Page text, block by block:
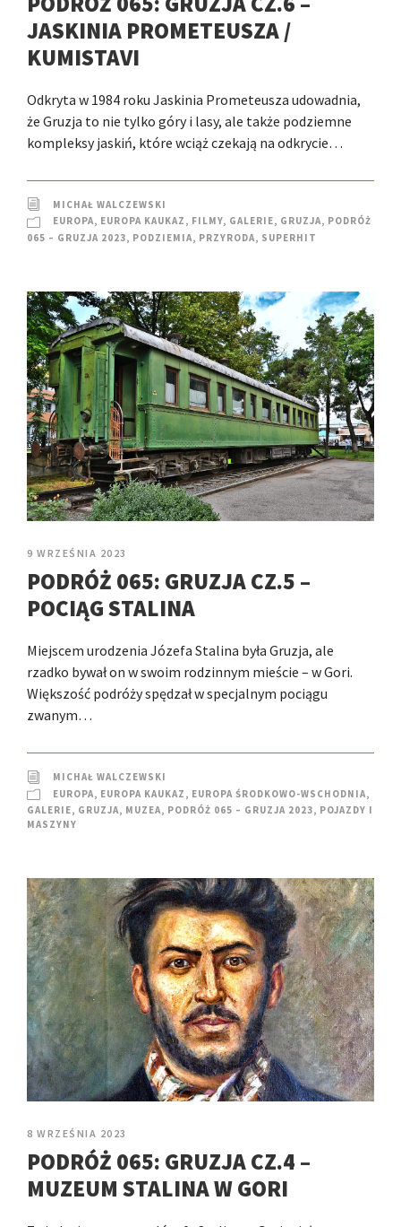
JASKINIA PROMETEUSZA /
KUMISTAVI
Odkryta w 1984 roku Jaskinia Prometeusza udowadnia,
że Gruzja to nie tylko góry i lasy, ale także podziemne
kompleksy jaskiń, które wciąż czekają na odkrycie…
MICHAŁ WALCZEWSKI
EUROPA, EUROPA KAUKAZ , FILMY, GALERIE, GRUZJA, PODRÓŻ
065 – GRUZJA 2023, PODZIEMIA, PRZYRODA, SUPERHIT
9 WRZEŚNIA 2023
PODRÓŻ 065: GRUZJA CZ.5 –
POCIĄG STALINA
Miejscem urodzenia Józefa Stalina była Gruzja, ale
rzadko bywał on w swoim rodzinnym mieście – w Gori.
Większość podróży spędzał w specjalnym pociągu
zwanym…
MICHAŁ WALCZEWSKI
EUROPA, EUROPA KAUKAZ , EUROPA ŚRODKOWO-WSCHODNIA,
GALERIE, GRUZJA, MUZEA, PODRÓŻ 065 – GRUZJA 2023, POJAZDY I
MASZYNY
8 WRZEŚNIA 2023
PODRÓŻ 065: GRUZJA CZ.4 –
MUZEUM STALINA W GORI